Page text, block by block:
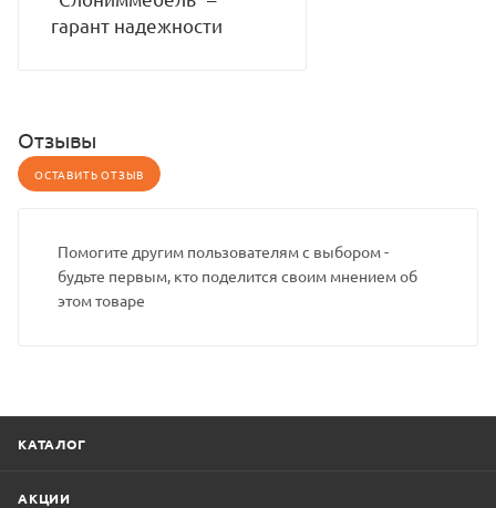
гарант надежности
Отзывы
ОСТАВИТЬ ОТЗЫВ
Помогите другим пользователям с выбором -
будьте первым, кто поделится своим мнением об
этом товаре
КАТАЛОГ
АКЦИИ